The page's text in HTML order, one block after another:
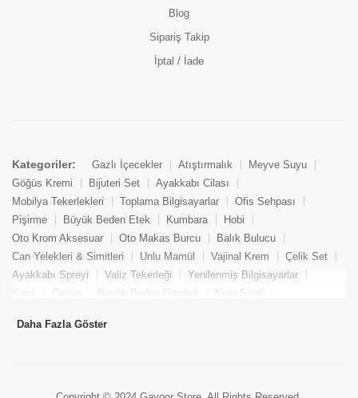
Blog
Sipariş Takip
İptal / İade
Kategoriler: Gazlı İçecekler Atıştırmalık
Meyve Suyu
Göğüs Kremi
Bijuteri Set
Ayakkabı Cilası
Mobilya Tekerlekleri
Toplama Bilgisayarlar
Ofis Sehpası
Pişirme
Büyük Beden Etek Kumbara
Hobi
Oto Krom Aksesuar
Oto Makas Burcu
Balık Bulucu
Can Yelekleri & Simitleri
Unlu Mamül Vajinal Krem
Çelik Set
Ayakkabı Spreyi
Valiz Tekerleği
Yenilenmiş Bilgisayarlar
Kasa
Cezve Büyük Beden Gömlek
Kum Saati
Tekne Bağlama & Demirleme
Daha Fazla Göster